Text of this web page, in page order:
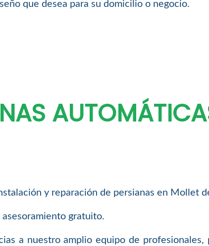
que desea para su domicilio o negocio.
y reparación de persianas en Mollet
gratuito.
a nuestro amplio equipo de